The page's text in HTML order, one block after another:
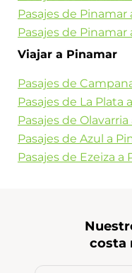
Pasajes de Pinamar
Pasajes de Pinamar
Viajar a Pinamar
Pasajes de
Pasajes de La Plata
Pasajes de
Pasajes de Azul a
Pasajes de Ezeiza a
costa